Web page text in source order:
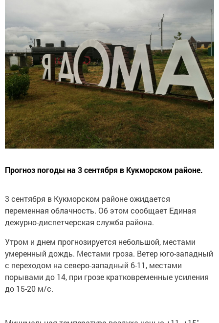
Прогноз погоды на 3 сентября в Кукморском районе.
3 сентября в Кукморском районе ожидается
переменная облачность. Об этом сообщает Единая
дежурно-диспетчерская служба района.
Утром и днем прогнозируется небольшой, местами
умеренный дождь. Местами гроза. Ветер юго-западный
с переходом на северо-западный 6-11, местами
порывами до 14, при грозе кратковременные усиления
до 15-20 м/с.